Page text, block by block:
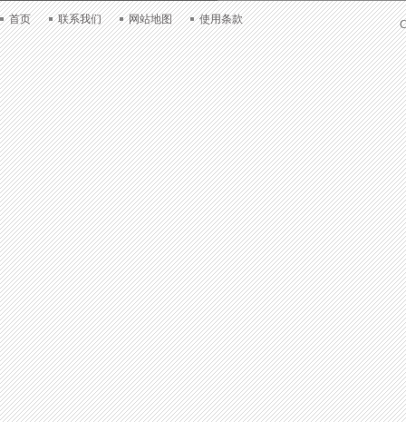
首页 联系我们 网站地图 使用条款